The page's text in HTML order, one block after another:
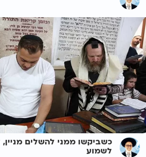
כשביקשו ממני להשלים מניין,
לשמוע